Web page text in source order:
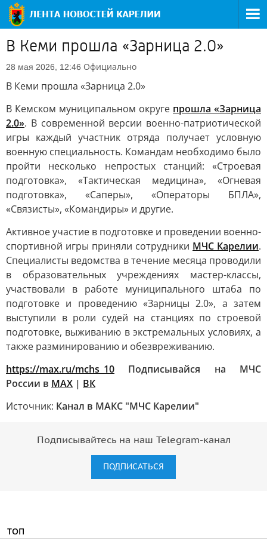
В Кеми прошла «Зарница 2.0»
28 мая 2026, 12:46 Официально
В Кеми прошла «Зарница 2.0»
В Кемском муниципальном округе прошла «Зарница
2.0». В современной версии военно-патриотической
игры каждый участник отряда получает условную
военную специальность. Командам необходимо было
пройти несколько непростых станций: «Строевая
подготовка», «Тактическая медицина», «Огневая
подготовка», «Саперы», «Операторы БПЛА»,
«Связисты», «Командиры» и другие.
Активное участие в подготовке и проведении военно-
спортивной игры приняли сотрудники МЧС Карелии.
Специалисты ведомства в течение месяца проводили
в образовательных учреждениях мастер-классы,
участвовали в работе муниципального штаба по
подготовке и проведению «Зарницы 2.0», а затем
выступили в роли судей на станциях по строевой
подготовке, выживанию в экстремальных условиях, а
также разминированию и обезвреживанию.
https://max.ru/mchs_10 Подписывайся на МЧС
России в MAX | ВК
Источник: Канал в МАКС "МЧС Карелии"
Подписывайтесь на наш Telegram-канал
ПОДПИСАТЬСЯ
ТОП